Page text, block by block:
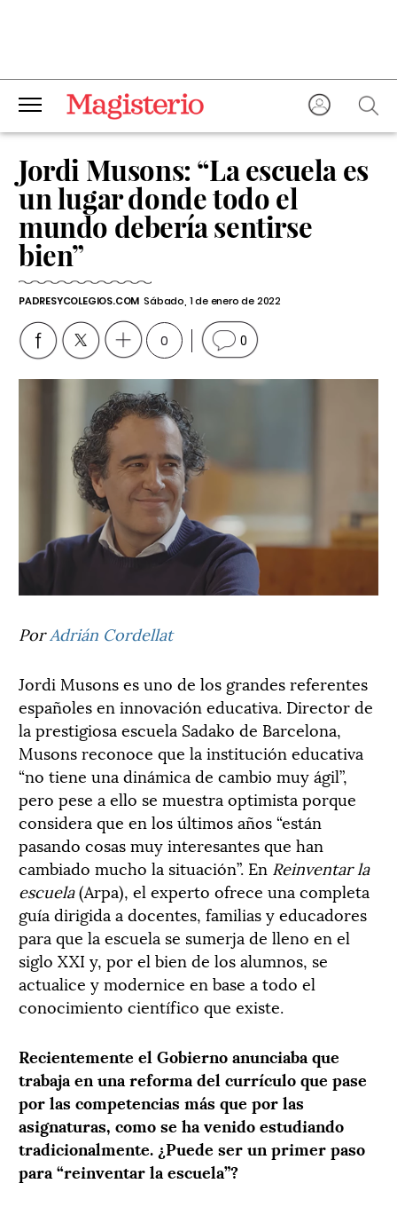
Jordi Musons: “La escuela es
un lugar donde todo el
mundo debería sentirse
bien”
PADRESYCOLEGIOS.COM Sábado, 1 de enero de 2022
0 0
PorAdrián Cordellat
Jordi Musons es uno de los grandes referentes
españoles en innovación educativa. Director de
la prestigiosa escuela Sadako de Barcelona,
Musons reconoce que la institución educativa
“no tiene una dinámica de cambio muy ágil”,
pero pese a ello se muestra optimista porque
considera que en los últimos años “están
pasando cosas muy interesantes que han
cambiado mucho la situación”. En Reinventar la
escuela(Arpa), el experto ofrece una completa
guía dirigida a docentes, familias y educadores
para que la escuela se sumerja de lleno en el
siglo XXI y, por el bien de los alumnos, se
actualice y modernice en base a todo el
conocimiento científico que existe.
Recientemente el Gobierno anunciaba que
trabaja en una reforma del currículo que pase
por las competencias más que por las
asignaturas, como se ha venido estudiando
tradicionalmente. ¿Puede ser un primer paso
para “reinventar la escuela”?